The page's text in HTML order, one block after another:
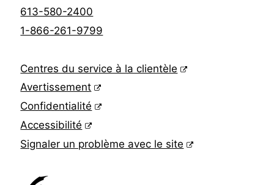
613-580-2400
1-866-261-9799
Centres du service à la clientèle (lien externe)
Avertissement(lien externe)
Confidentialité (lien externe)
Accessibilité (lien externe)
Signaler un problème avec le site (lien externe)